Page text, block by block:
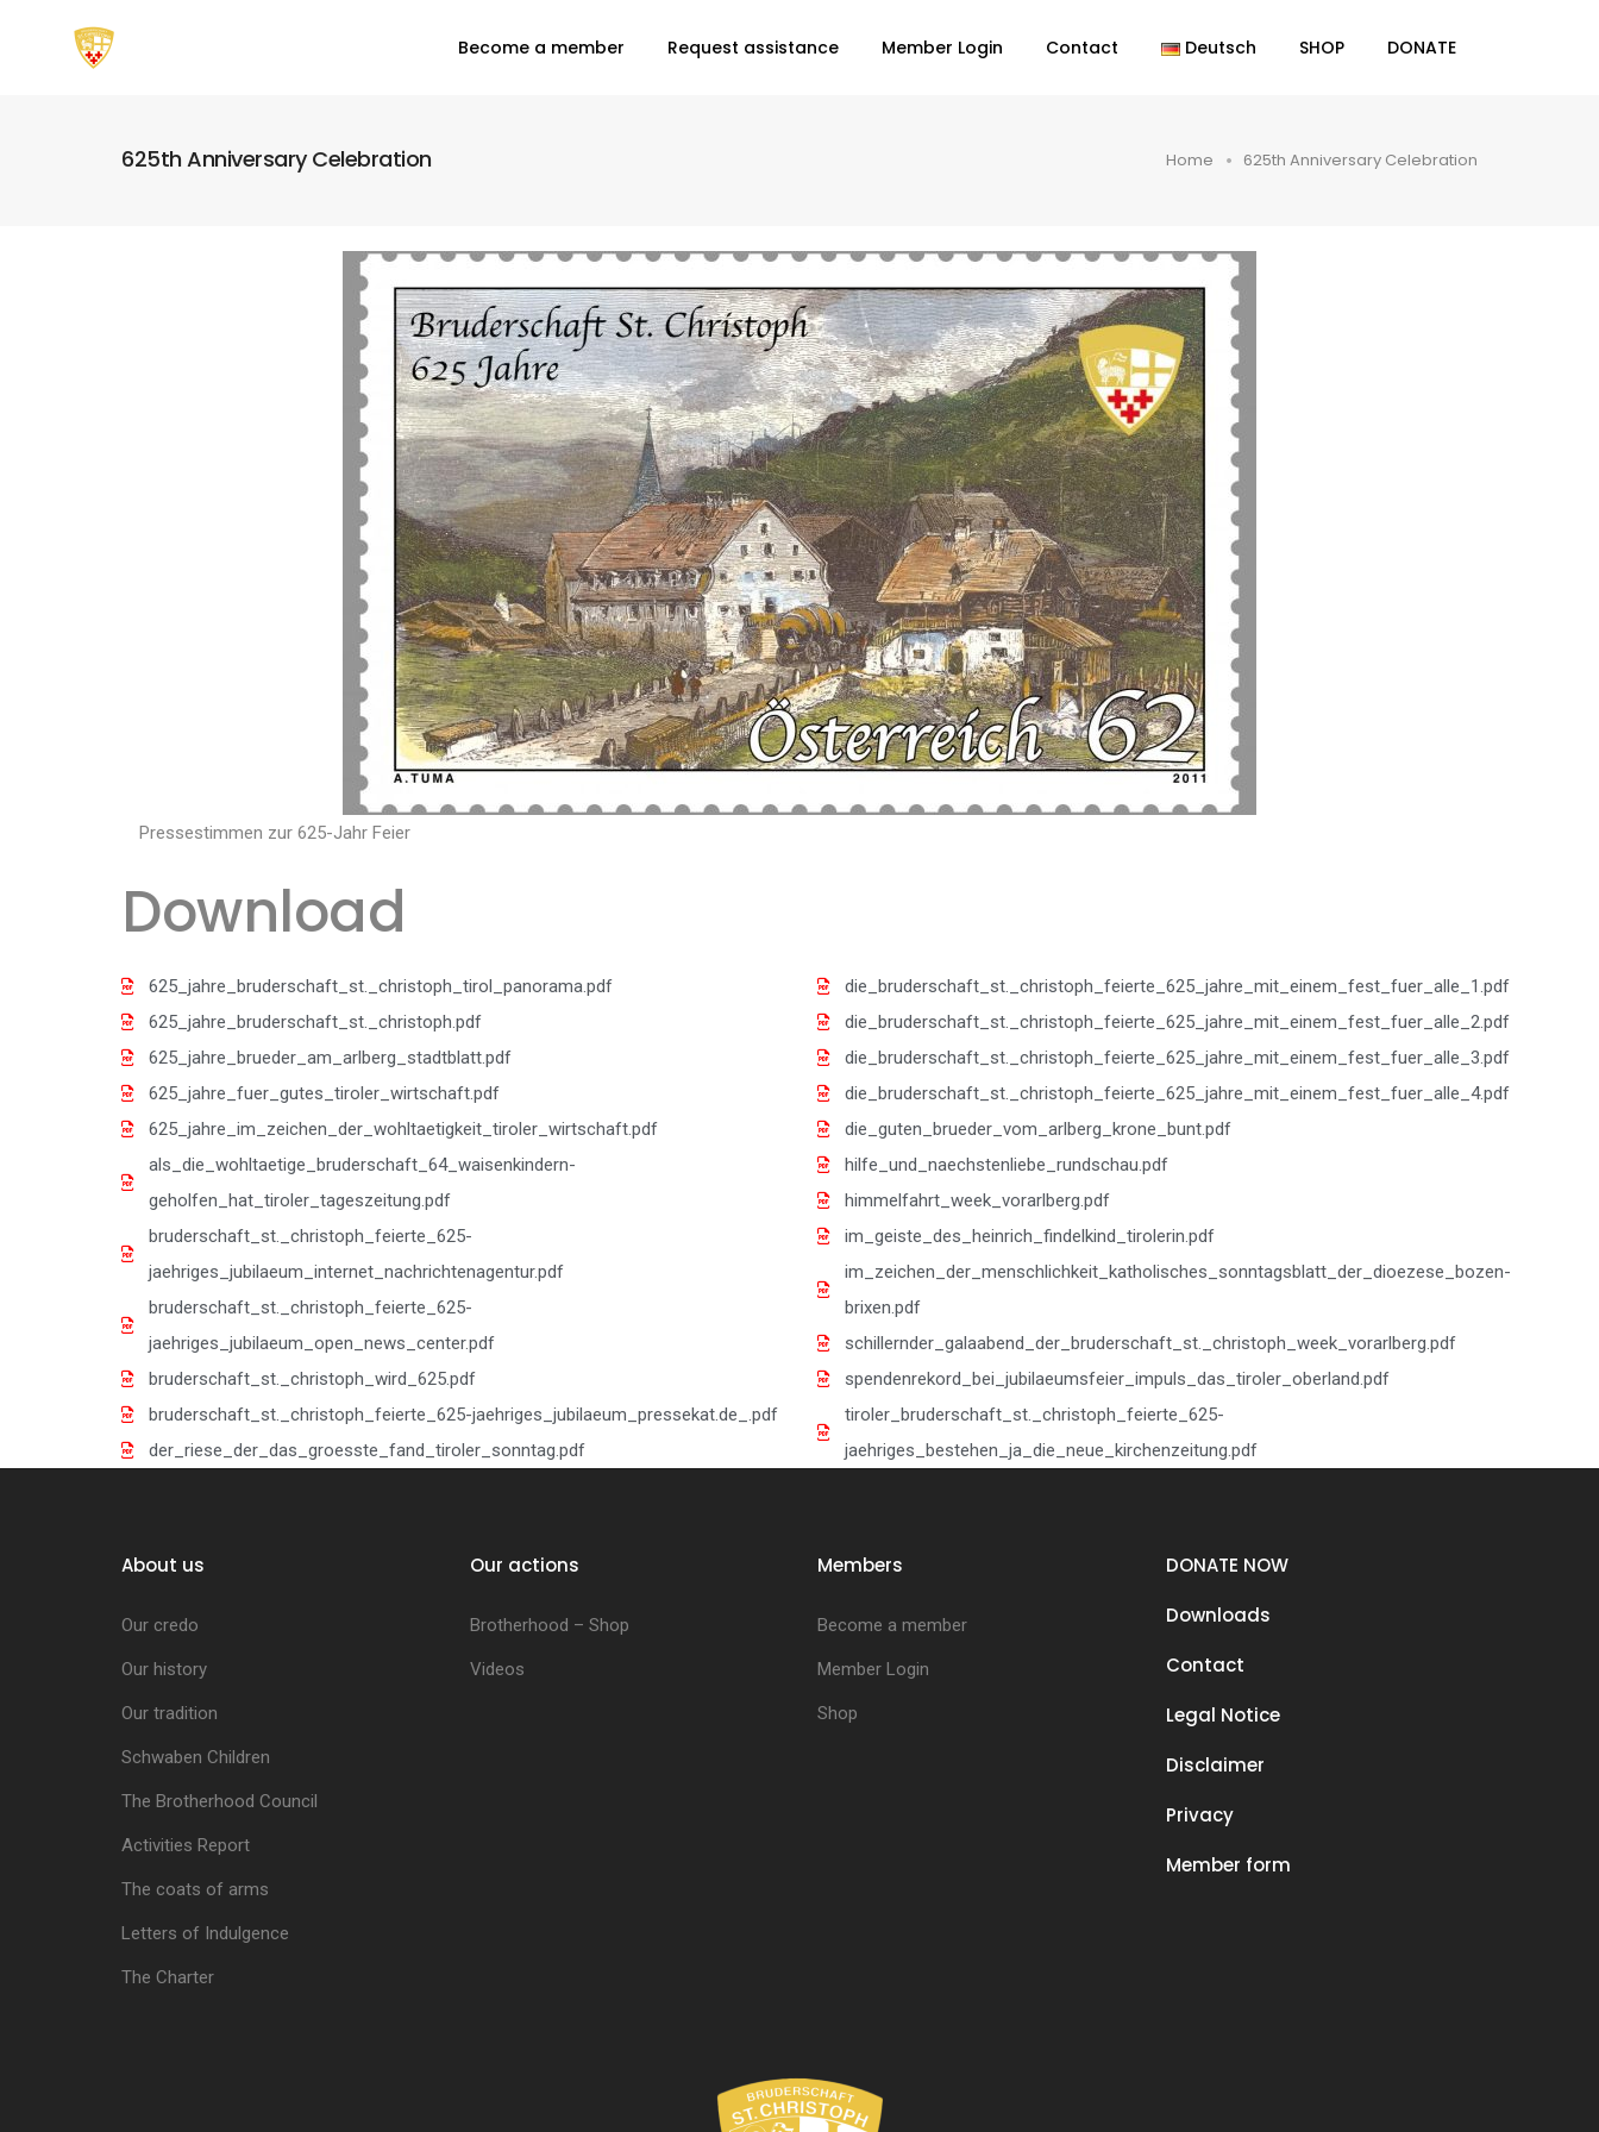
Become a member Request assistance Member Login Contact Deutsch SHOP DONATE
625th Anniversary Celebration Home 625th Anniversary Celebration
Pressestimmen zur 625-Jahr Feier
Download
625_jahre_bruderschaft_st._christoph_tirol_panorama.pdf
625_jahre_bruderschaft_st._christoph.pdf
625_jahre_brueder_am_arlberg_stadtblatt.pdf
625_jahre_fuer_gutes_tiroler_wirtschaft.pdf
625_jahre_im_zeichen_der_wohltaetigkeit_tiroler_wirtschaft.pdf
als_die_wohltaetige_bruderschaft_64_waisenkindern-
geholfen_hat_tiroler_tageszeitung.pdf
bruderschaft_st._christoph_feierte_625-
jaehriges_jubilaeum_internet_nachrichtenagentur.pdf
bruderschaft_st._christoph_feierte_625-
jaehriges_jubilaeum_open_news_center.pdf
bruderschaft_st._christoph_wird_625.pdf
bruderschaft_st._christoph_feierte_625-jaehriges_jubilaeum_pressekat.de_.pdf
der_riese_der_das_groesste_fand_tiroler_sonntag.pdf
die_bruderschaft_st._christoph_feierte_625_jahre_mit_einem_fest_fuer_alle_1.pdf
die_bruderschaft_st._christoph_feierte_625_jahre_mit_einem_fest_fuer_alle_2.pdf
die_bruderschaft_st._christoph_feierte_625_jahre_mit_einem_fest_fuer_alle_3.pdf
die_bruderschaft_st._christoph_feierte_625_jahre_mit_einem_fest_fuer_alle_4.pdf
die_guten_brueder_vom_arlberg_krone_bunt.pdf
hilfe_und_naechstenliebe_rundschau.pdf
himmelfahrt_week_vorarlberg.pdf
im_geiste_des_heinrich_findelkind_tirolerin.pdf
im_zeichen_der_menschlichkeit_katholisches_sonntagsblatt_der_dioezese_bozen-
brixen.pdf
schillernder_galaabend_der_bruderschaft_st._christoph_week_vorarlberg.pdf
spendenrekord_bei_jubilaeumsfeier_impuls_das_tiroler_oberland.pdf
tiroler_bruderschaft_st._christoph_feierte_625-
jaehriges_bestehen_ja_die_neue_kirchenzeitung.pdf
About us
Our credo
Our history
Our tradition
Schwaben Children
The Brotherhood Council
Activities Report
The coats of arms
Letters of Indulgence
The Charter
Our actions
Brotherhood – Shop
Videos
Members
Become a member
Member Login
Shop
DONATE NOW
Downloads
Contact
Legal Notice
Disclaimer
Privacy
Member form